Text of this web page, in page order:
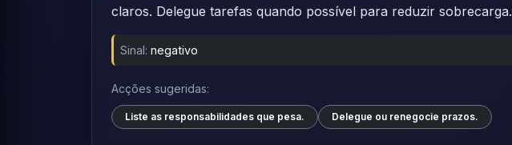
claros. Delegue tarefas quando possível para reduzir sobrecarga.
Sinal: negativo
Acções sugeridas:
Liste as responsabilidades que pesa. Delegue ou renegocie prazos.